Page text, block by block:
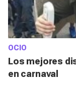
OCIO
Los mejores
en carnaval